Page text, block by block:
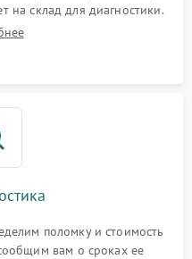
на склад для диагностики.
поломку и стоимость
вам о сроках ее